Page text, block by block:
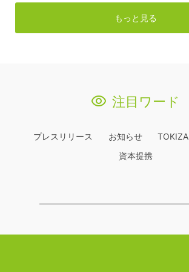
もっと見る
注目ワード
プレスリリース お知らせ TOKIZA
資本提携